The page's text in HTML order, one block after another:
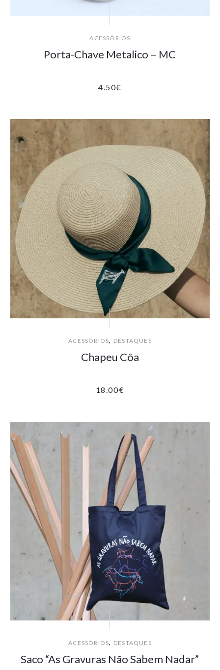
ACESSÓRIOS
Porta-Chave Metalico – MC
4.50€
ACESSÓRIOS, DESTAQUES
Chapeu Côa
18.00€
ACESSÓRIOS, DESTAQUES
Saco “As Gravuras Não Sabem Nadar”